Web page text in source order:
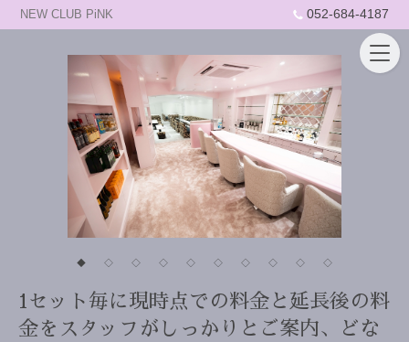
NEW CLUB PiNK 052-684-4187
◆ ◇ ◇ ◇ ◇ ◇ ◇ ◇ ◇ ◇
1セット毎に現時点での料金と延長後の料
金をスタッフがしっかりとご案内、どな